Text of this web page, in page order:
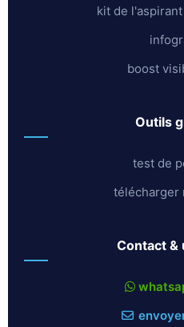
kit de
boost
outils
test de
télécharger
contact